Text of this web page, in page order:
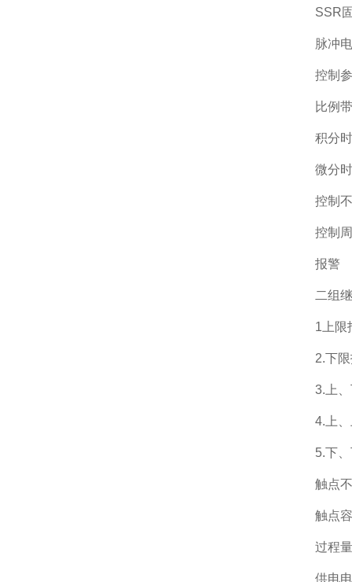
SSR
脉冲
控制
比例
积分
微分
控制
控制
报警
二组
1上限
2.下
3.上
4.上
5.下
触点
触点
过程
供电